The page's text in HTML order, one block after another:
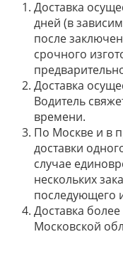
Доставка
дней (в
после
срочного
Доставка
Водитель
времени.
По Москве и в
доставки
случае
нескольких
последующего
Доставка
Московской